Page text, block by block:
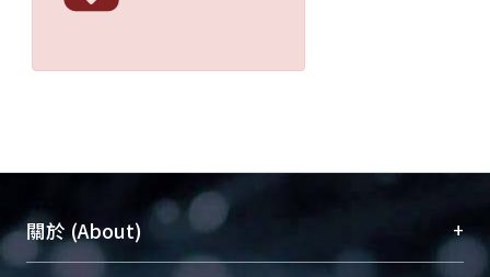
關於 (About) +